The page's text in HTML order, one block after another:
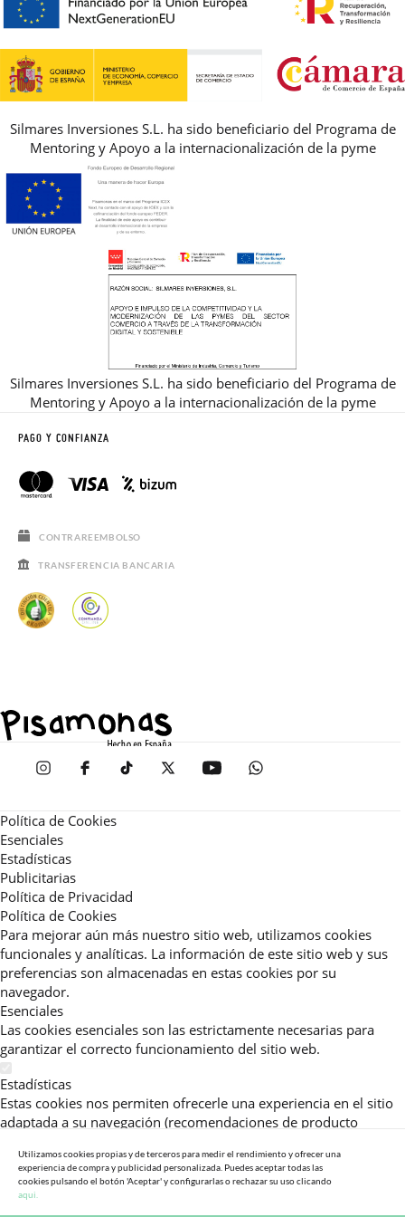
AVISO LEGAL, PRIVACIDAD Y COOKIES
REBAJAS
PREGUNTAS FRECUENTES
Silmares Inversiones S.L. ha sido beneficiario del Programa de
Mentoring y Apoyo a la internacionalización de la pyme
Silmares Inversiones S.L. ha sido beneficiario del Programa de
Mentoring y Apoyo a la internacionalización de la pyme
PAGO Y CONFIANZA
CONTRAREEMBOLSO
TRANSFERENCIA BANCARIA
Política de Cookies
Esenciales
Estadísticas
Publicitarias
Política de Privacidad
Política de Cookies
Para mejorar aún más nuestro sitio web, utilizamos cookies
funcionales y analíticas. La información de este sitio web y sus
preferencias son almacenadas en estas cookies por su
navegador.
Esenciales
Las cookies esenciales son las estrictamente necesarias para
garantizar el correcto funcionamiento del sitio web.
Estadísticas
Estas cookies nos permiten ofrecerle una experiencia en el sitio
adaptada a su navegación (recomendaciones de producto
consultadas, etc).Al activar esta cookie, nos ayuda a mejorar aún
más su experiencia.
Utilizamos cookies propias y de terceros para medir el rendimiento y ofrecer una
experiencia de compra y publicidad personalizada. Puedes aceptar todas las
cookies pulsando el botón 'Aceptar' y configurarlas o rechazar su uso clicando
aqui.